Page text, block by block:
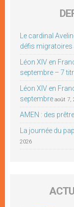
Le cardinal
défis migratoires
Léon XIV en
septembre – 7
Léon XIV en
septembre août 7,
AMEN : des
La journée du
2026